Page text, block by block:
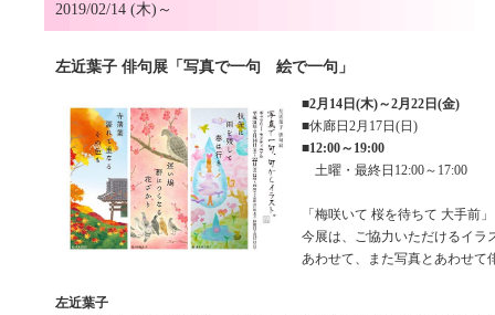
2019/02/14 (木)～
左近葉子 俳句展「写真で一句 絵で一句」
■2月14日(木)～2月22日(金)
■休廊日2月17日(日)
■12:00～19:00
土曜・最終日12:00～17:00
「梅咲いて 桜を待ちて 大手前」
今展は、ご協力いただけるイラ
あわせて、また写真とあわせて
左近葉子